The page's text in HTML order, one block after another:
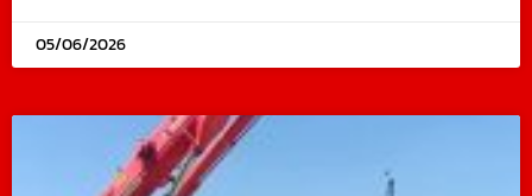
05/06/2026